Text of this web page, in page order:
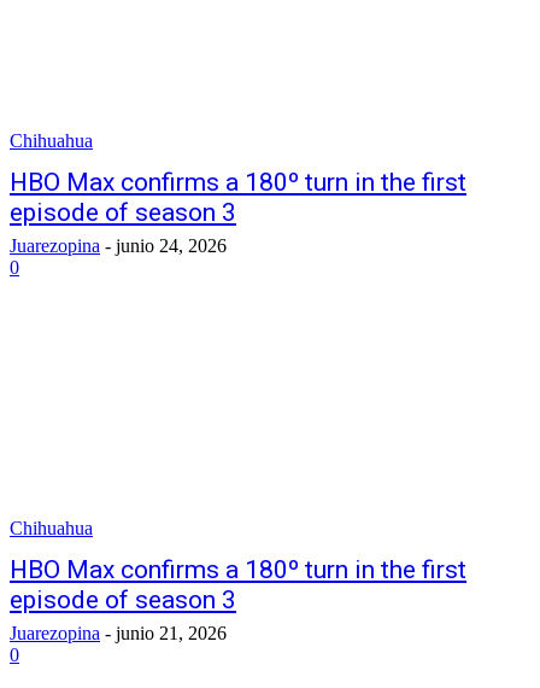
Chihuahua
HBO Max confirms a 180º turn in the first
episode of season 3
Juarezopina - junio 24, 2026
0
Chihuahua
HBO Max confirms a 180º turn in the first
episode of season 3
Juarezopina - junio 21, 2026
0